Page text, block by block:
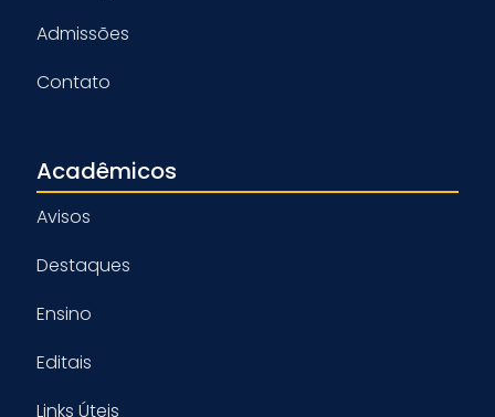
Admissões
Contato
Acadêmicos
Avisos
Destaques
Ensino
Editais
Links Úteis